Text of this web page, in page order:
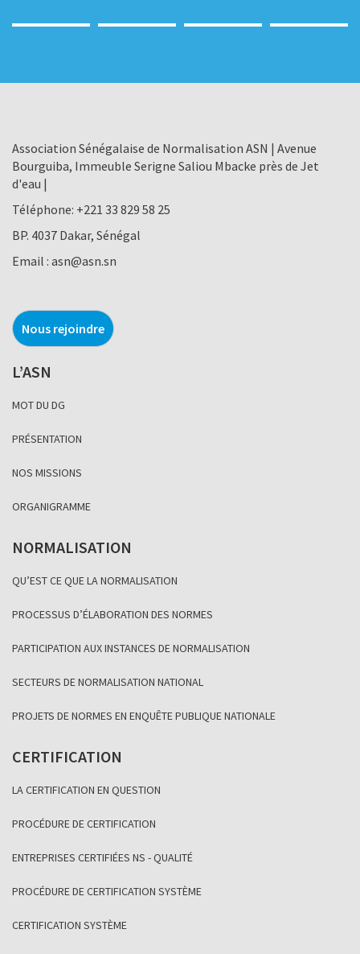
Association Sénégalaise de Normalisation ASN | Avenue
Bourguiba, Immeuble Serigne Saliou Mbacke près de Jet
d'eau |
Téléphone: +221 33 829 58 25
BP. 4037 Dakar, Sénégal
Email : asn@asn.sn
Nous rejoindre
L’ASN
MOT DU DG
PRÉSENTATION
NOS MISSIONS
ORGANIGRAMME
NORMALISATION
QU’EST CE QUE LA NORMALISATION
PROCESSUS D’ÉLABORATION DES NORMES
PARTICIPATION AUX INSTANCES DE NORMALISATION
SECTEURS DE NORMALISATION NATIONAL
PROJETS DE NORMES EN ENQUÊTE PUBLIQUE NATIONALE
CERTIFICATION
LA CERTIFICATION EN QUESTION
PROCÉDURE DE CERTIFICATION
ENTREPRISES CERTIFIÉES NS - QUALITÉ
PROCÉDURE DE CERTIFICATION SYSTÈME
CERTIFICATION SYSTÈME